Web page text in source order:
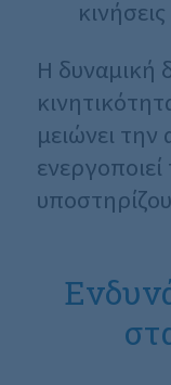
κινήσεις
Η δυναμική
μειώνει